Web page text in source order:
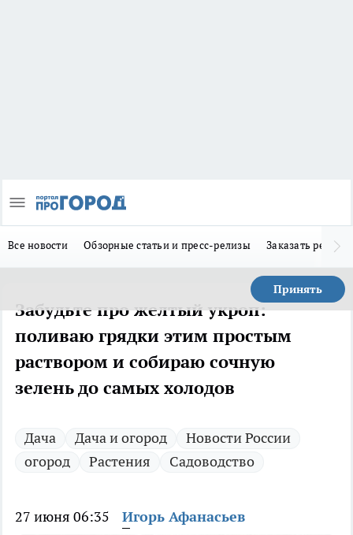
Все новости Обзорные статьи и пресс-релизы Заказать
Принять
Забудьте про желтый укроп:
поливаю грядки этим простым
раствором и собираю сочную
зелень до самых холодов
Дача Дача и огород
Новости России
огород
Растения Садоводство
27 июня 06:35 Игорь Афанасьев